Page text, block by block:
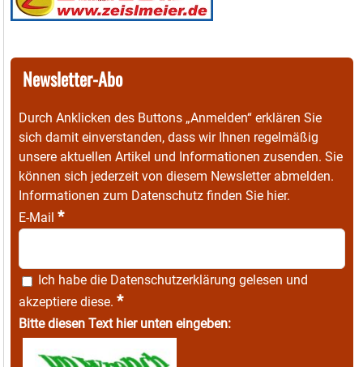
Newsletter-Abo
Durch Anklicken des Buttons „Anmelden“ erklären Sie
sich damit einverstanden, dass wir Ihnen regelmäßig
unsere aktuellen Artikel und Informationen zusenden. Sie
können sich jederzeit von diesem Newsletter abmelden.
Informationen zum Datenschutz finden Sie hier.
E-Mail *
Ich habe die Datenschutzerklärung gelesen und
akzeptiere diese. *
Bitte diesen Text hier unten eingeben: